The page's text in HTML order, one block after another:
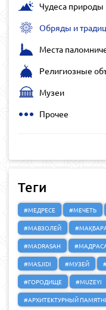
Чудеса природы
Обряды и
Места
Религиозные
Музеи
Прочее
Теги
#МЕДРЕСЕ #МЕЧЕТЬ
#МАВЗОЛЕЙ
#MADRASAH
#MASJIDI
#МУЗЕЙ
#ГОРОДИЩЕ
#MUZEYI
#АРХИТЕКТУРНЫЙ